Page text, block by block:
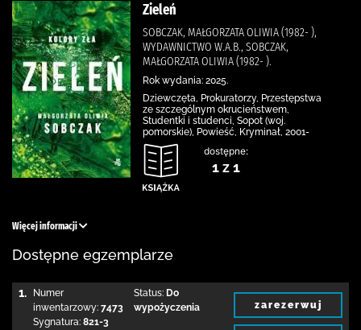
Zieleń
SOBCZAK, MAŁGORZATA OLIWIA (1982- ),
WYDAWNICTWO W.A.B., SOBCZAK,
MAŁGORZATA OLIWIA (1982- ).
Rok wydania: 2025.
Dziewczęta, Prokuratorzy, Przestępstwa
ze szczególnym okrucieństwem,
Studentki i studenci, Sopot (woj.
pomorskie), Powieść, Kryminał, 2001-
dostępne:
1 z 1
Więcej informacji
Dostępne egzemplarze
1.
Numer
inwentarzowy: 7473
Sygnatura: 821-3
Status: Do
wypożyczenia
zarezerwuj